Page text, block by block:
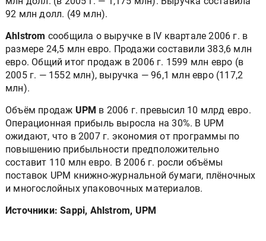
92 млн долл. (49 млн).
Ahlstrom сообщила о выручке в IV квартале 2006 г. в
размере 24,5 млн евро. Продажи составили 383,6 млн
евро. Общий итог продаж в 2006 г. 1599 млн евро (в
2005 г. — 1552 млн), выручка — 96,1 млн евро (117,2
млн).
Объём продаж UPM в 2006 г. превысил 10 млрд евро.
Операционная прибыль выросла на 30%. В UPM
ожидают, что в 2007 г. экономия от программы по
повышению прибыльности предположительно
составит 110 млн евро. В 2006 г. росли объёмы
поставок UPM книжно-журнальной бумаги, плёночных
и многослойных упаковочных материалов.
Источники: Sappi, Ahlstrom, UPM